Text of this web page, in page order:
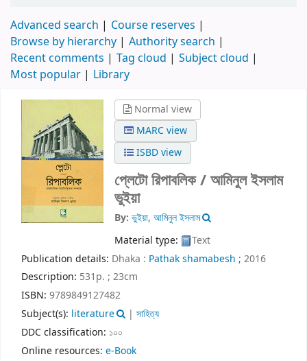
Advanced search
Course reserves
Browse by hierarchy
Authority search
Recent comments
Tag cloud
Subject cloud
Most popular
Library
Normal view
MARC view
ISBD view
প্লেটো রিপাবলিক /আমিনুল ইসলাম
ভুইয়া
By: ভুইয়া, আমিনুল ইসলাম
Material type:
Text
Publication details: Dhaka : Pathak shamabesh ; 2016
Description: 531p. ; 23cm
ISBN: 9789849127482
Subject(s): literature |সাহিত্য
DDC classification: ১০০
Online resources: e-Book